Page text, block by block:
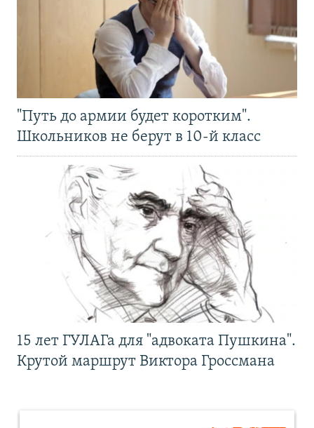
"Путь до армии будет коротким".
Школьников не берут в 10-й класс
15 лет ГУЛАГа для "адвоката Пушкина".
Крутой маршрут Виктора Гроссмана